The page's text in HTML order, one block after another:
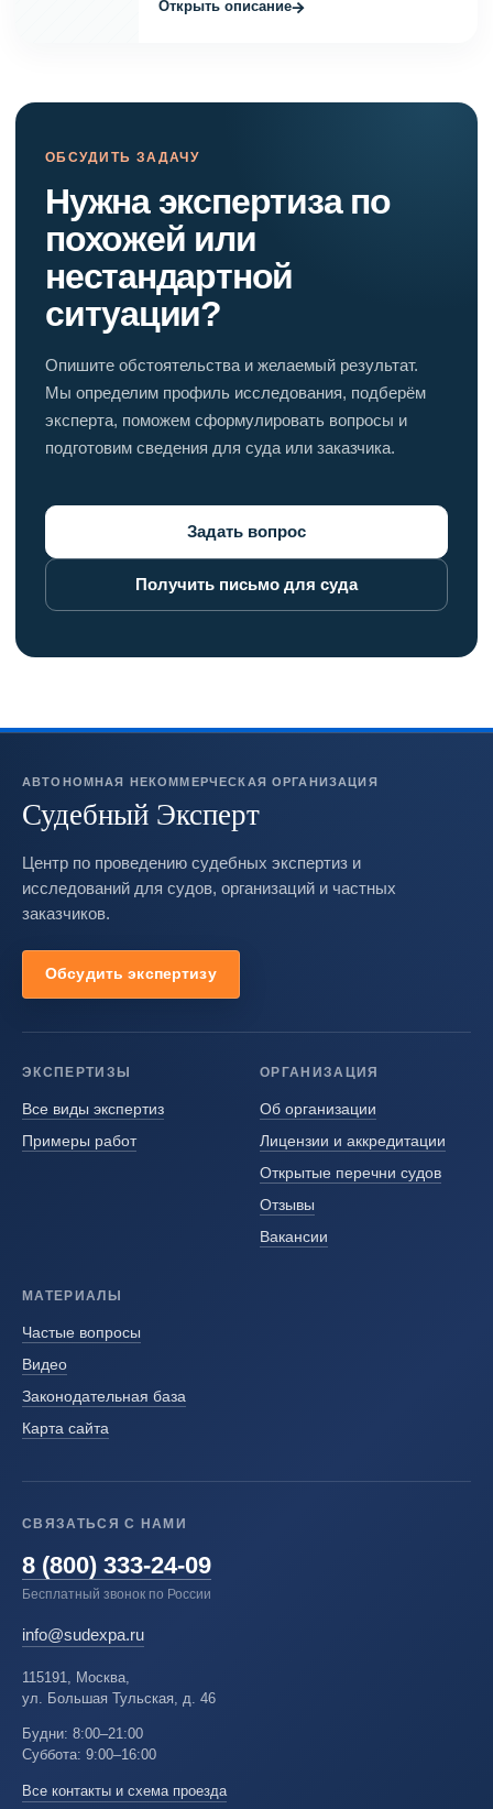
Открыть описание→
ОБСУДИТЬ ЗАДАЧУ
Нужна экспертиза по
похожей или
нестандартной
ситуации?
Опишите обстоятельства и желаемый результат.
Мы определим профиль исследования, подберём
эксперта, поможем сформулировать вопросы и
подготовим сведения для суда или заказчика.
Задать вопрос
Получить письмо для суда
АВТОНОМНАЯ НЕКОММЕРЧЕСКАЯ ОРГАНИЗАЦИЯ
Судебный Эксперт
Центр по проведению судебных экспертиз и
исследований для судов, организаций и частных
заказчиков.
Обсудить экспертизу
ЭКСПЕРТИЗЫ
Все виды экспертиз
Примеры работ
ОРГАНИЗАЦИЯ
Об организации
Лицензии и аккредитации
Открытые перечни судов
Отзывы
Вакансии
МАТЕРИАЛЫ
Частые вопросы
Видео
Законодательная база
Карта сайта
СВЯЗАТЬСЯ С НАМИ
8 (800) 333-24-09
Бесплатный звонок по России
info@sudexpa.ru
115191, Москва,
ул. Большая Тульская, д. 46
Будни: 8:00–21:00
Суббота: 9:00–16:00
Все контакты и схема проезда